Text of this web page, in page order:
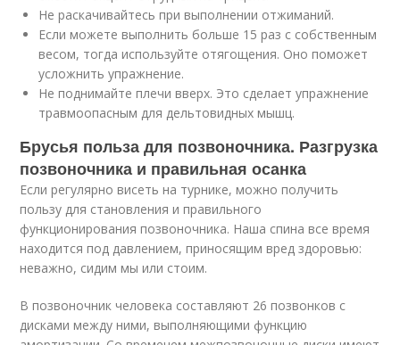
Не раскачивайтесь при выполнении отжиманий.
Если можете выполнить больше 15 раз с собственным
весом, тогда используйте отягощения. Оно поможет
усложнить упражнение.
Не поднимайте плечи вверх. Это сделает упражнение
травмоопасным для дельтовидных мышц.
Брусья польза для позвоночника. Разгрузка
позвоночника и правильная осанка
Если регулярно висеть на турнике, можно получить
пользу для становления и правильного
функционирования позвоночника. Наша спина все время
находится под давлением, приносящим вред здоровью:
неважно, сидим мы или стоим.
В позвоночник человека составляют 26 позвонков с
дисками между ними, выполняющими функцию